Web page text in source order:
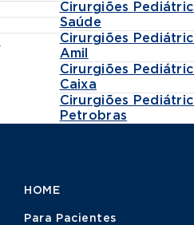
Cirurgiões
Saúde
Cirurgiões
Amil
Cirurgiões
Caixa
Cirurgiões
Petrobras
HOME
Para Pacientes